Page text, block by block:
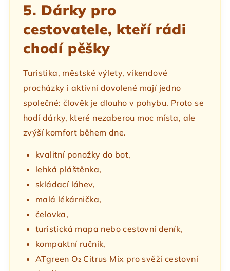
5. Dárky pro
cestovatele, kteří rádi
chodí pěšky
Turistika, městské výlety, víkendové
procházky i aktivní dovolené mají jedno
společné: člověk je dlouho v pohybu. Proto se
hodí dárky, které nezaberou moc místa, ale
zvýší komfort během dne.
kvalitní ponožky do bot,
lehká pláštěnka,
skládací láhev,
malá lékárnička,
čelovka,
turistická mapa nebo cestovní deník,
kompaktní ručník,
ATgreen O₂ Citrus Mix pro svěží cestovní